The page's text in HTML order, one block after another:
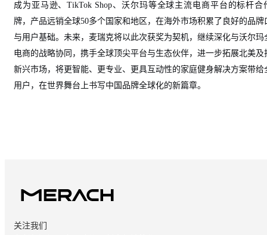
成为亚马逊、TikTok Shop、沃尔玛等全球主流电商平台的标杆合
牌，产品远销全球50多个国家和地区，在海外市场积累了良好的品牌
与用户基础。 未来， 麦瑞克将以此次获奖为契机，继续深化与沃尔玛
电商的战略协同，携手全球顶尖平台与生态伙伴，进一步拓展北美及
新兴市场，将更智能、更专业、更具互动性的家庭健身解决方案带给
用户，在世界舞台上书写中国品牌全球化的新篇章。
关注我们